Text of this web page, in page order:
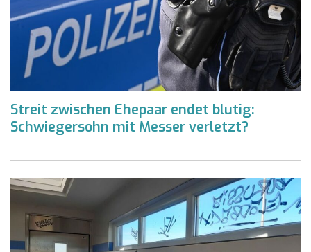
Streit zwischen Ehepaar endet blutig:
Schwiegersohn mit Messer verletzt?